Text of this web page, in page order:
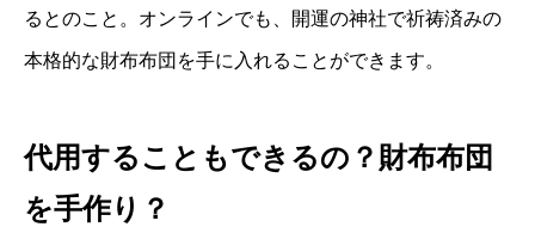
るとのこと。オンラインでも、開運の神社で祈祷済みの
本格的な財布布団を手に入れることができます。
代用することもできるの？財布布団
を手作り？